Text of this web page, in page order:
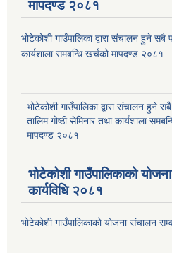
मापदण्ड २०८१
भोटेकोशी गाउँपालिका द्वारा संचालन हुने सबै
कार्यशाला समबन्धि खर्चको मापदण्ड २०८१
भोटेकोशी गाउँपालिका द्वारा संचालन हुने
तालिम गोष्ठी सेमिनार तथा कार्यशाला
मापदण्ड २०८१
भोटेकोशी गाउँपालिकाको
कार्यविधि २०८१
भोटेकोशी गाउँपालिकाको योजना संचालन